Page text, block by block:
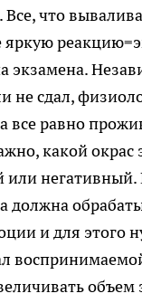
что
яркую
экзамена.
не сдал,
все равно
какой окрас
негативный.
должна
и для этого
объем